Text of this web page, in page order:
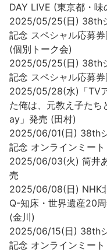
DAY LIVE (東京都・味
2025/05/25(日) 38th
記念 スペシャル応募
(個別トーク会)
2025/05/25(日) 38th
記念 スペシャル応募
2025/05/28(水)「TV
た俺は、元教え子たち
ay」発売 (田村)
2025/06/01(日) 38th
記念 オンラインミー
2025/06/03(火) 筒井
売
2025/06/08(日) NHK
Q-知床・世界遺産20
(金川)
2025/06/15(日) 38th
記念 オンラインミー